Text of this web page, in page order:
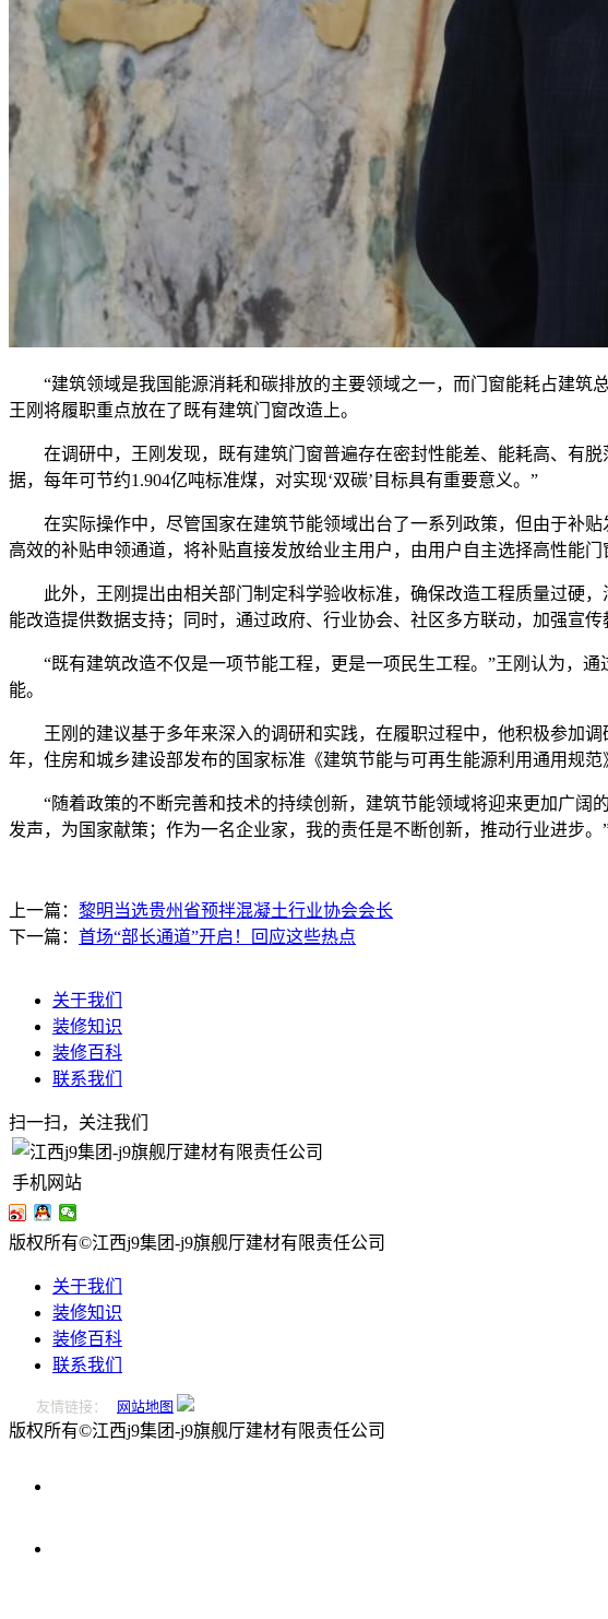
“建筑领域是我国能源消耗和碳排放的主要领域之一，而门窗能耗占建筑总
王刚将履职重点放在了既有建筑门窗改造上。
在调研中，王刚发现，既有建筑门窗普遍存在密封性能差、能耗高、有脱
据，每年可节约1.904亿吨标准煤，对实现‘双碳’目标具有重要意义。”
在实际操作中，尽管国家在建筑节能领域出台了一系列政策，但由于补贴
高效的补贴申领通道，将补贴直接发放给业主用户，由用户自主选择高性能门
此外，王刚提出由相关部门制定科学验收标准，确保改造工程质量过硬，
能改造提供数据支持；同时，通过政府、行业协会、社区多方联动，加强宣
“既有建筑改造不仅是一项节能工程，更是一项民生工程。”王刚认为，通
能。
王刚的建议基于多年来深入的调研和实践，在履职过程中，他积极参加调
年，住房和城乡建设部发布的国家标准《建筑节能与可再生能源利用通用规
“随着政策的不断完善和技术的持续创新，建筑节能领域将迎来更加广阔
发声，为国家献策；作为一名企业家，我的责任是不断创新，推动行业进步。
上一篇： 黎明当选贵州省预拌混凝土行业协会会长
下一篇： 首场“部长通道”开启！回应这些热点
关于我们
装修知识
装修百科
联系我们
扫一扫，关注我们
手机网站
版权所有©江西j9集团-j9旗舰厅建材有限责任公司
关于我们
装修知识
装修百科
联系我们
友情链接： 网站地图
版权所有©江西j9集团-j9旗舰厅建材有限责任公司